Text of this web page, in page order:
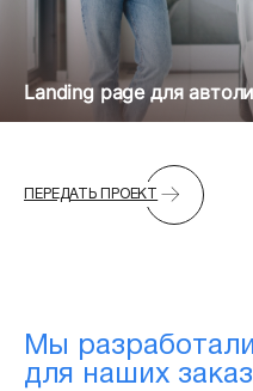
Landing page для
ПЕРЕДАТЬ ПРОЕКТ
Мы
для наших